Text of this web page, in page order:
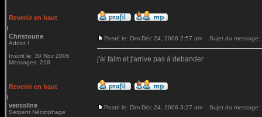
Revenir en haut
Christoune
Addict !
Inscrit le: 30 Nov 2006
Messages: 218
Posté le: Dim Déc 24, 2006 2:57 am Sujet du message:
j'ai faim et j'arrive pas à debander
Revenir en haut
ventoline
Serpent Nécrophage
Posté le: Dim Déc 24, 2006 3:27 am Sujet du message: